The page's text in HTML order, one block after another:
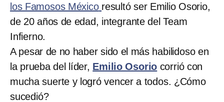
los Famosos México resultó ser Emilio Osorio,
de 20 años de edad, integrante del Team
Infierno.
A pesar de no haber sido el más habilidoso en
la prueba del líder, Emilio Osorio corrió con
mucha suerte y logró vencer a todos. ¿Cómo
sucedió?